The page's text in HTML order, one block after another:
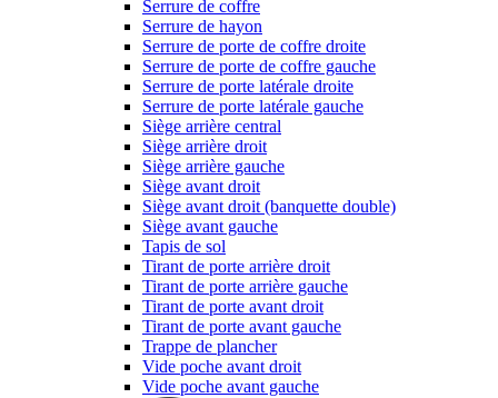
Serrure de coffre
Serrure de hayon
Serrure de porte de coffre droite
Serrure de porte de coffre gauche
Serrure de porte latérale droite
Serrure de porte latérale gauche
Siège arrière central
Siège arrière droit
Siège arrière gauche
Siège avant droit
Siège avant droit (banquette double)
Siège avant gauche
Tapis de sol
Tirant de porte arrière droit
Tirant de porte arrière gauche
Tirant de porte avant droit
Tirant de porte avant gauche
Trappe de plancher
Vide poche avant droit
Vide poche avant gauche